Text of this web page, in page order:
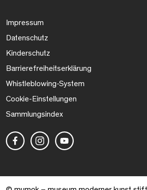
Impressum
Datenschutz
Kinderschutz
Barrierefreiheitserklärung
Whistleblowing-System
Cookie-Einstellungen
Sammlungsindex